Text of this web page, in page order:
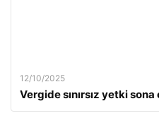
12/10/2025
Vergide sınırsız yetki sona